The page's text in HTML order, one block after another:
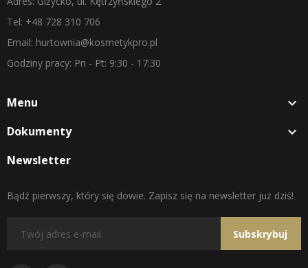
Tel: +48 728 310 706
Email: hurtownia@kosmetykpro.pl
Godziny pracy: Pn - Pt: 9:30 - 17:30
Menu 
Dokumenty 
Newsletter
Bądź pierwszy, który się dowie. Zapisz się na newsletter już dziś!
Subskrybuj